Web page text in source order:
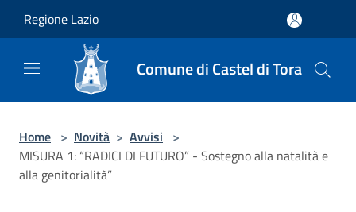
Regione Lazio
Comune di Castel di Tora
Home > Novità > Avvisi >
MISURA 1: “RADICI DI FUTURO” - Sostegno alla natalità e
alla genitorialità”